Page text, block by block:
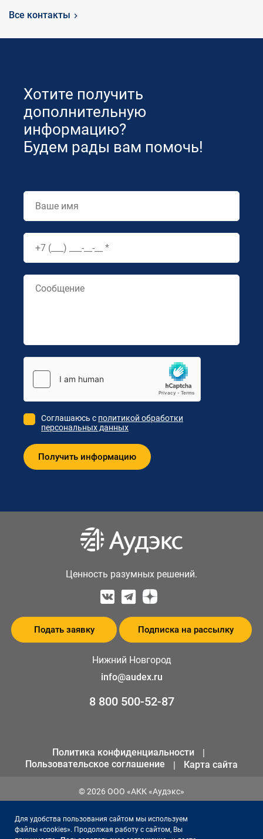
Все контакты
Хотите получить
дополнительную
информацию?
Будем рады вам помочь!
Соглашаюсь с политикой обработки
персональных данных
Ценность разумных решений.
Подать заявку Подписка на рассылку
Нижний Новгород
info@audex.ru
8 800 500-52-87
Политика конфиденциальности
Пользовательское соглашение
Карта сайта
© 2026 ООО «АКК «Аудэкс»
ИНН 1655301258
ОГРН 1141690066561
Для удобства пользования сайтом мы используем
файлы «cookies». Продолжая работу с сайтом, Вы